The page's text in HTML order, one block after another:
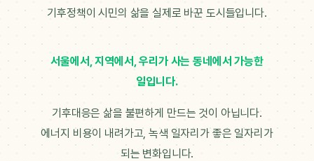
기후정책이 시민의 삶을 실제로 바꾼 도시들입니다.
서울에서, 지역에서, 우리가 사는 동네에서 가능한
일입니다.
기후대응은 삶을 불편하게 만드는 것이 아닙니다.
에너지 비용이 내려가고, 녹색 일자리가 좋은 일자리가
되는 변화입니다.